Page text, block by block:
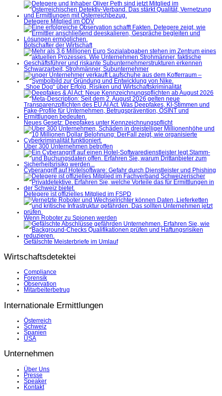
Detegere Mitglied im ÖDV
Botschafter der Wirtschaft
Schwarzarbeit, Strohmänner, Subunternehmer
„Shoe Dog“ über Erfolg, Risiken und Wirtschaftskriminalität
Neues Gesetz: Deepfakes unter Kennzeichnungspflicht
Über 300 Unternehmen betroffen
Cyberangriff auf Hotelsoftware: Gefahr durch Dienstleister und Phishing
Detegere ist offizielles Mitglied im FSPD
Wenn Roboter zu Spionen werden
Gefälschte Meisterbriefe im Umlauf
Wirtschaftsdetektei
Compliance
Forensik
Observation
Mitarbeiterbetrug
Internationale Ermittlungen
Österreich
Schweiz
Spanien
USA
Unternehmen
Über Uns
Presse
Speaker
Kontakt